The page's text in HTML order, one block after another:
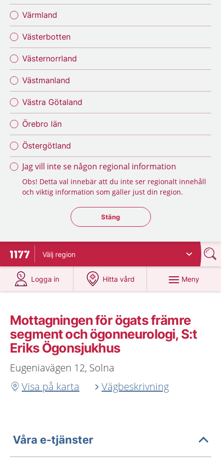
Värmland
Västerbotten
Västernorrland
Västmanland
Västra Götaland
Örebro län
Östergötland
Jag vill inte se någon regional information
Obs! Detta val innebär att du inte ser regionalt innehåll
och viktig information som gäller just din region.
Stäng regionsväljaren
Stäng
Till startsidan för 1177
Välj region
Logga in
på 1177.se
Hitta vård
på 1177.se
Meny
Mottagningen för ögats främre
segment och ögonneurologi, S:t
Eriks Ögonsjukhus
Eugeniavägen 12, Solna
Visa på karta
Vägbeskrivning
Våra e-tjänster